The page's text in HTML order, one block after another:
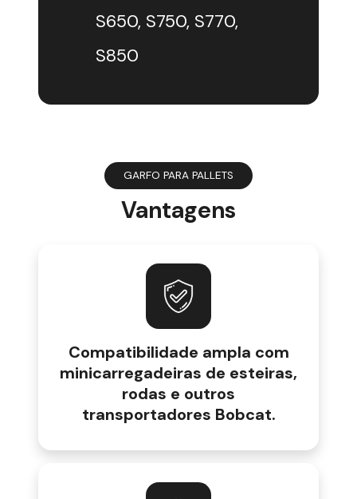
S650, S750, S770,
S850
GARFO PARA PALLETS
Vantagens
Compatibilidade ampla com
minicarregadeiras de esteiras,
rodas e outros
transportadores Bobcat.